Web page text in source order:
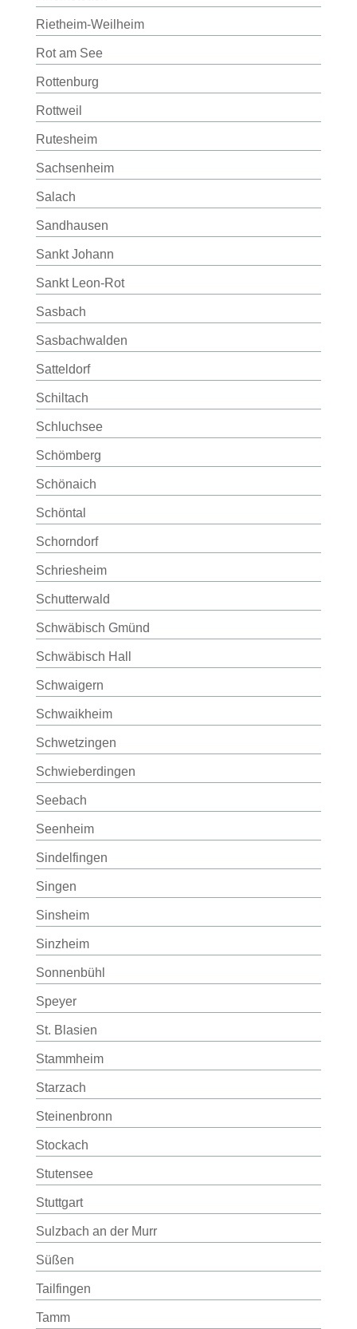
Rietheim-Weilheim
Rot am See
Rottenburg
Rottweil
Rutesheim
Sachsenheim
Salach
Sandhausen
Sankt Johann
Sankt Leon-Rot
Sasbach
Sasbachwalden
Satteldorf
Schiltach
Schluchsee
Schömberg
Schönaich
Schöntal
Schorndorf
Schriesheim
Schutterwald
Schwäbisch Gmünd
Schwäbisch Hall
Schwaigern
Schwaikheim
Schwetzingen
Schwieberdingen
Seebach
Seenheim
Sindelfingen
Singen
Sinsheim
Sinzheim
Sonnenbühl
Speyer
St. Blasien
Stammheim
Starzach
Steinenbronn
Stockach
Stutensee
Stuttgart
Sulzbach an der Murr
Süßen
Tailfingen
Tamm